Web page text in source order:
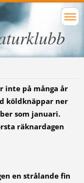
inte på många år
köldknäppar ner
som januari.
räknardagen
en strålande fin